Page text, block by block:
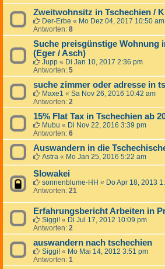
Zweitwohnsitz in Tschechien /
Der-Erbe « Mo Dez 04, 2017 10:50 am
Antworten: 8
Suche preisgünstige Wohnung
(Eger / Asch)
Jupp « Di Jan 10, 2017 2:36 pm
Antworten: 5
suche zimmer oder adresse in
Maxe1 « Sa Nov 26, 2016 10:42 am
Antworten: 2
15% Flat Tax in Tschechien ab
Mubu « Di Nov 22, 2016 3:39 pm
Antworten: 6
Auswandern in die
Astra « Mo Jan 25, 2016 5:22 am
Slowakei
sonnenblume-HH « Do Apr 18, 2013
Antworten: 21
Erfahrungsbericht Arbeiten in
Siggi! « Di Jul 17, 2012 10:09 pm
Antworten: 2
auswandern nach tschechien
Siggi! « Mo Mai 14, 2012 3:51 pm
Antworten: 1